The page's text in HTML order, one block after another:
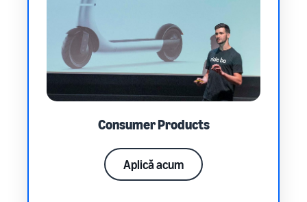
Consumer Products
Aplică acum